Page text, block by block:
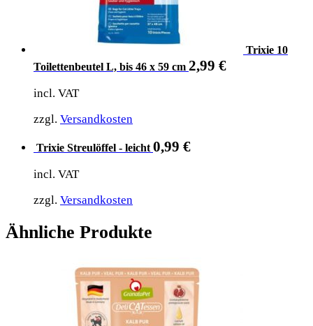
Trixie 10
Toilettenbeutel L, bis 46 x 59 cm 2,99 €
incl. VAT
zzgl. Versandkosten
Trixie Streulöffel - leicht 0,99 €
incl. VAT
zzgl. Versandkosten
Ähnliche Produkte